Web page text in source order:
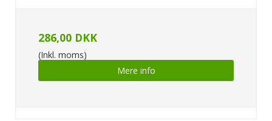
286,00 DKK
(Inkl. moms)
Mere info